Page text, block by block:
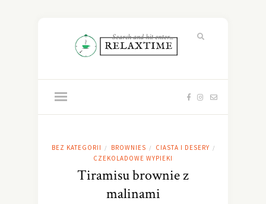
BEZ KATEGORII / BROWNIES / CIASTA I DESERY /
CZEKOLADOWE WYPIEKI
Tiramisu brownie z
malinami